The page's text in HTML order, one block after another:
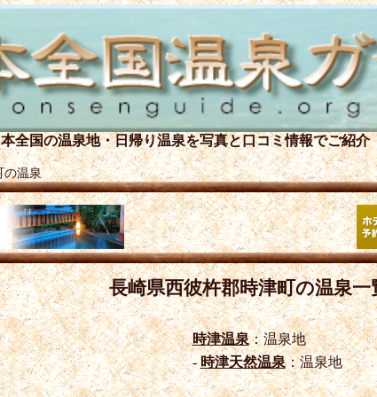
全国の温泉地・日帰り温泉を写真と口コミ情報でご紹介
の温泉
長崎県西彼杵郡時津町の温泉一
時津温泉：温泉地
-時津天然温泉：温泉地